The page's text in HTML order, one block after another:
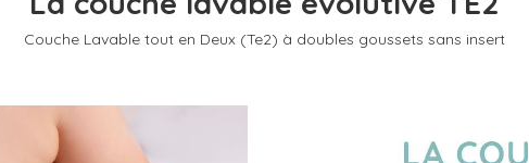
Couche Lavable tout en Deux (Te2) à doubles goussets sans insert